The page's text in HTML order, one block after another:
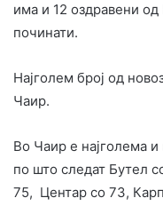
има и 12 оздравени
починати.
Најголем број од
Чаир.
Во Чаир е најголема и
по што следат Бутел
75, Центар со 73,